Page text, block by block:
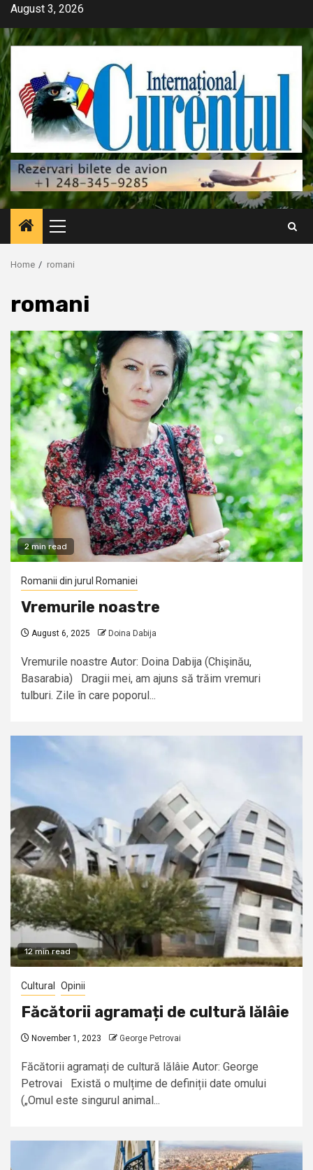
Skip
content
August 3, 2026
Primary
Menu
Home romani
romani
2 min read
Romanii din jurul Romaniei
Vremurile noastre
August 6, 2025 Doina Dabija
Vremurile noastre Autor: Doina Dabija (Chişinău,
Basarabia) Dragii mei, am ajuns să trăim vremuri
tulburi. Zile în care poporul...
12 min read
Cultural Opinii
Făcătorii agramați de cultură lălâie
November 1, 2023 George Petrovai
Făcătorii agramați de cultură lălâie Autor: George
Petrovai Există o mulțime de definiții date omului
(„Omul este singurul animal...